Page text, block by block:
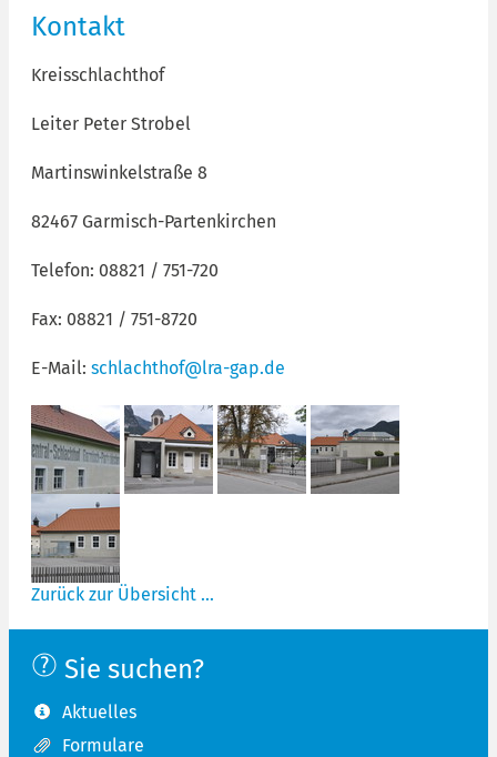
Kontakt
Kreisschlachthof
Leiter Peter Strobel
Martinswinkelstraße 8
82467 Garmisch-Partenkirchen
Telefon: 08821 / 751-720
Fax: 08821 / 751-8720
E-Mail: schlachthof@lra-gap.de
Zurück zur Übersicht ...
Sie suchen?
Aktuelles
Formulare